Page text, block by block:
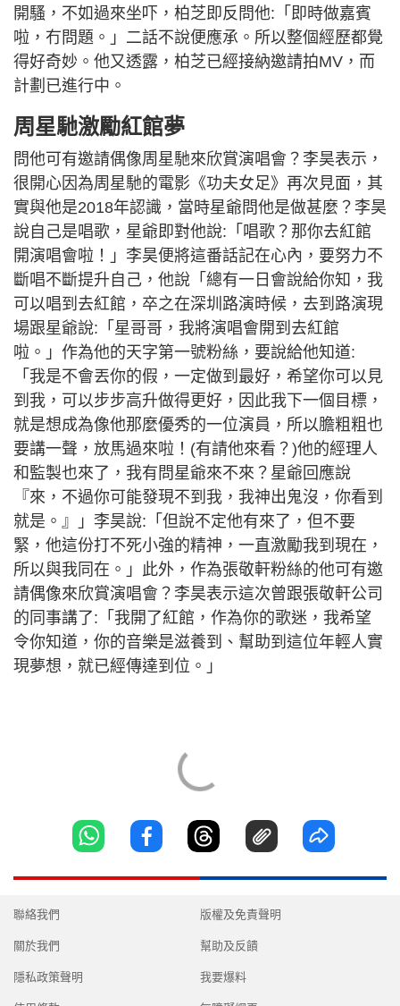
開騷，不如過來坐吓，柏芝即反問他:「即時做嘉賓
啦，冇問題。」二話不說便應承。所以整個經歷都覺
得好奇妙。他又透露，柏芝已經接納邀請拍MV，而
計劃已進行中。
周星馳激勵紅館夢
問他可有邀請偶像周星馳來欣賞演唱會？李昊表示，
很開心因為周星馳的電影《功夫女足》再次見面，其
實與他是2018年認識，當時星爺問他是做甚麼？李昊
說自己是唱歌，星爺即對他說:「唱歌？那你去紅館
開演唱會啦！」李昊便將這番話記在心內，要努力不
斷唱不斷提升自己，他說「總有一日會說給你知，我
可以唱到去紅館，卒之在深圳路演時候，去到路演現
場跟星爺說:「星哥哥，我將演唱會開到去紅館
啦。」作為他的天字第一號粉絲，要說給他知道:
「我是不會丟你的假，一定做到最好，希望你可以見
到我，可以步步高升做得更好，因此我下一個目標，
就是想成為像他那麼優秀的一位演員，所以膽粗粗也
要講一聲，放馬過來啦！(有請他來看？)他的經理人
和監製也來了，我有問星爺來不來？星爺回應說
『來，不過你可能發現不到我，我神出鬼沒，你看到
就是。』」李昊說:「但說不定他有來了，但不要
緊，他這份打不死小強的精神，一直激勵我到現在，
所以與我同在。」此外，作為張敬軒粉絲的他可有邀
請偶像來欣賞演唱會？李昊表示這次曾跟張敬軒公司
的同事講了:「我開了紅館，作為你的歌迷，我希望
令你知道，你的音樂是滋養到、幫助到這位年輕人實
現夢想，就已經傳達到位。」
聯絡我們
關於我們
隱私政策聲明
版權及免責聲明
幫助及反饋
我要爆料